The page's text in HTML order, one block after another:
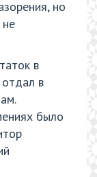
но
в
в
было